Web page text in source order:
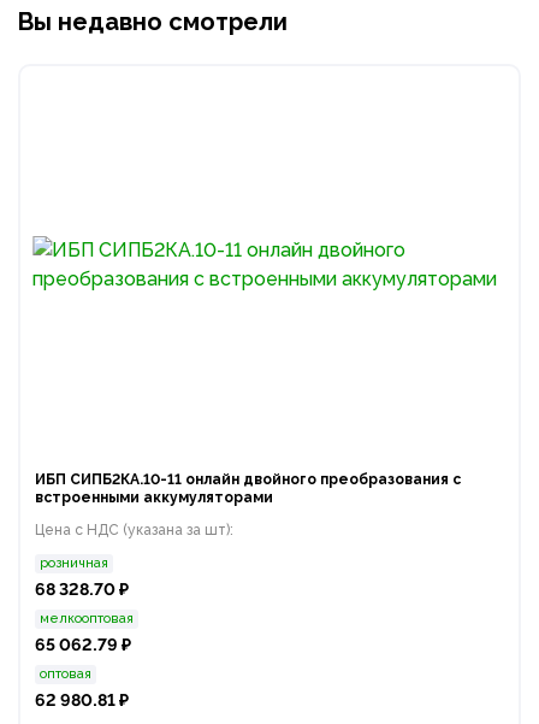
Вы недавно смотрели
ИБП СИПБ2КA.10-11 онлайн двойного преобразования с
встроенными аккумуляторами
Цена с НДС (указана за шт):
розничная
68 328.70 ₽
мелкооптовая
65 062.79 ₽
оптовая
62 980.81 ₽